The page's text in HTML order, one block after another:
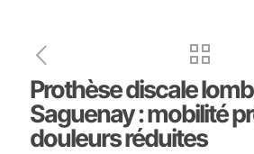
Prothèse discale
Saguenay : mobilité
douleurs réduites